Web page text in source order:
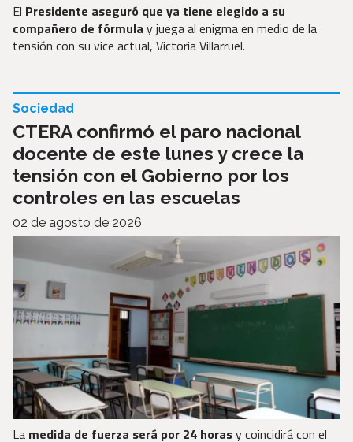
El Presidente aseguró que ya tiene elegido a su
compañero de fórmula y juega al enigma en medio de la
tensión con su vice actual, Victoria Villarruel.
CTERA confirmó el paro nacional
docente de este lunes y crece la
tensión con el Gobierno por los
controles en las escuelas
Sociedad
02 de agosto de 2026
La medida de fuerza será por 24 horasy coincidirá con el